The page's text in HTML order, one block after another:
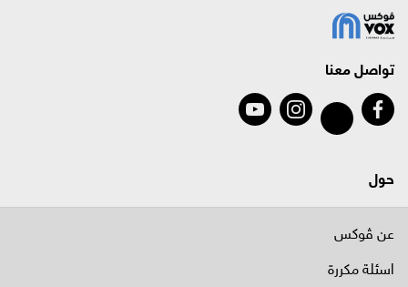
تواصل معنا
حول
عن ڤوكس
اسئلة مكررة